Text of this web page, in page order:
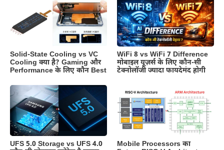
Solid-State Cooling vs VC
Cooling क्या है? Gaming और
Performance के लिए कौन Best
WiFi 8 vs WiFi 7 Difference
मोबाइल यूज़र्स के लिए कौन-सी
टेक्नोलॉजी ज्यादा फायदेमंद होगी
UFS 5.0 Storage vs UFS 4.0
Mobile Processors का